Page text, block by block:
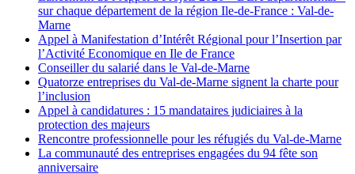
sur chaque département de la région Ile-de-France : Val-de-
Marne
Appel à Manifestation d’Intérêt Régional pour l’Insertion par
l’Activité Economique en Ile de France
Conseiller du salarié dans le Val-de-Marne
Quatorze entreprises du Val-de-Marne signent la charte pour
l’inclusion
Appel à candidatures : 15 mandataires judiciaires à la
protection des majeurs
Rencontre professionnelle pour les réfugiés du Val-de-Marne
La communauté des entreprises engagées du 94 fête son
anniversaire